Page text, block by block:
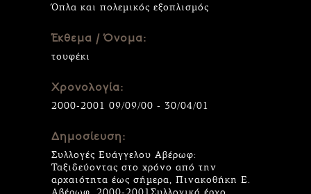
Όπλα και πολεμικός εξοπλισμός
Έκθεμα / Όνομα:
τουφέκι
Χρονολογία:
2000-2001 09/09/00 - 30/04/01
Δημοσίευση:
Συλλογές Ευάγγελου Αβέρωφ:
Ταξιδεύοντας στο χρόνο από την
αρχαιότητα έως σήμερα, Πινακοθήκη Ε.